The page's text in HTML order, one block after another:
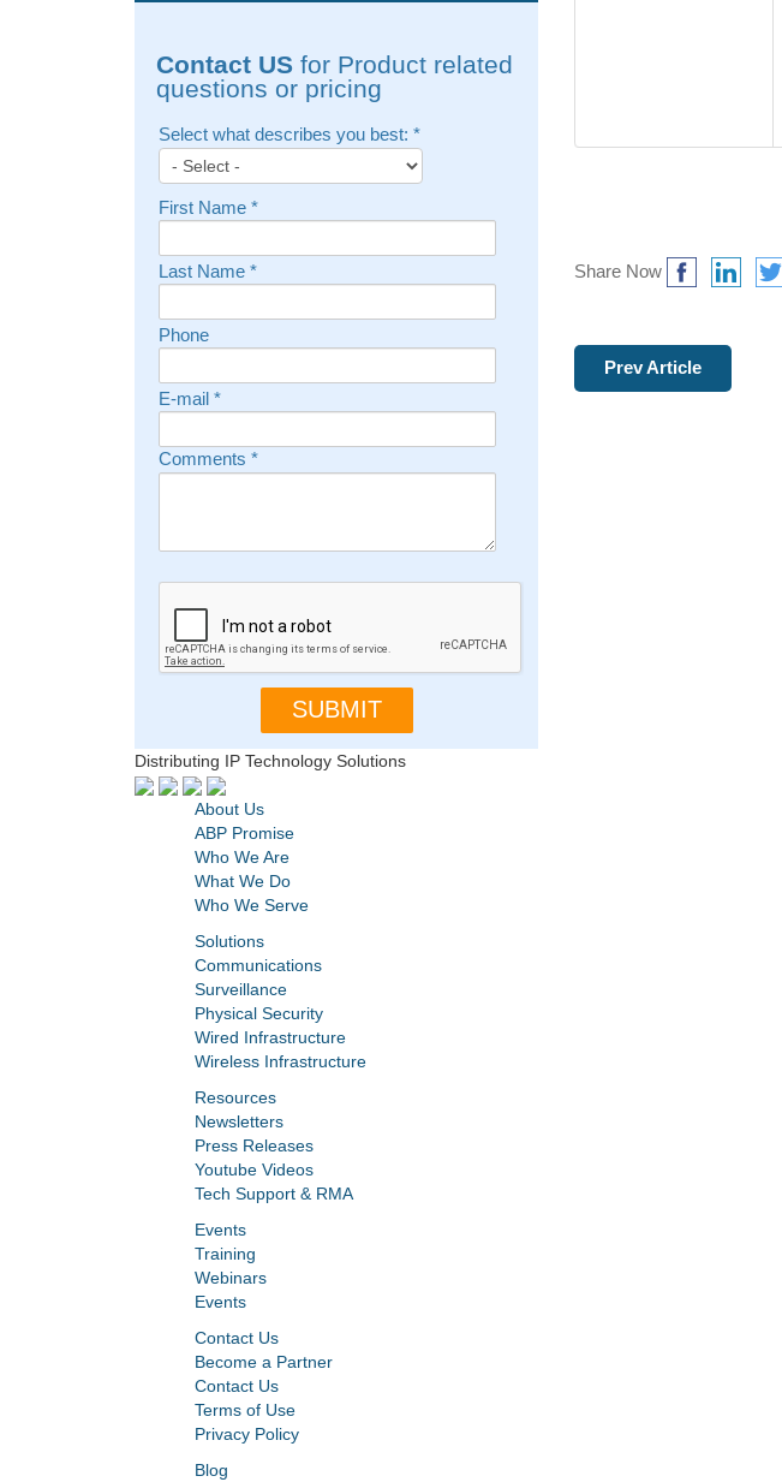
Share Now
Prev Article
Contact US for Product related
questions or pricing
Select what describes you best: *
First Name *
Last Name *
Phone
E-mail *
Comments *
Distributing IP Technology Solutions
About Us
ABP Promise
Who We Are
What We Do
Who We Serve
Solutions
Communications
Surveillance
Physical Security
Wired Infrastructure
Wireless Infrastructure
Resources
Newsletters
Press Releases
Youtube Videos
Tech Support & RMA
Events
Training
Webinars
Events
Contact Us
Become a Partner
Contact Us
Terms of Use
Privacy Policy
Blog